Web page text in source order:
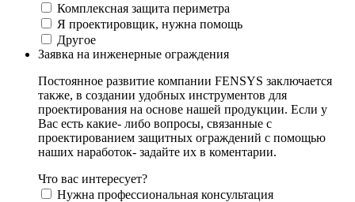
Комплексная защита периметра
Я проектировщик, нужна помощь
Другое
Заявка на инженерные ограждения
Постоянное развитие компании FENSYS заключается
также, в создании удобных инструментов для
проектирования на основе нашей продукции. Если у
Вас есть какие- либо вопросы, связанные с
проектированием защитных ограждений с помощью
наших наработок- задайте их в коментарии.
Что вас интересует?
Нужна профессиональная консультация